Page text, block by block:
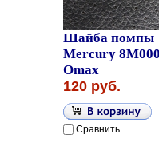
Шайба помпы
Mercury
Omax
120 руб.
Сравнить